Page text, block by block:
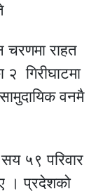
चरणमा राहत
२ गिरीघाटमा
वनमै
५९ परिवार
। प्रदेशको